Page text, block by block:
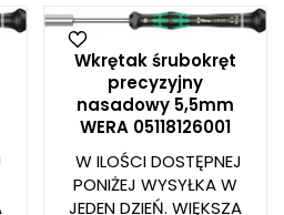
Wkrętak śrubokręt
precyzyjny
nasadowy 5,5mm
WERA 05118126001
W ILOŚCI DOSTĘPNEJ
PONIŻEJ WYSYŁKA W
JEDEN DZIEŃ. WIĘKSZA